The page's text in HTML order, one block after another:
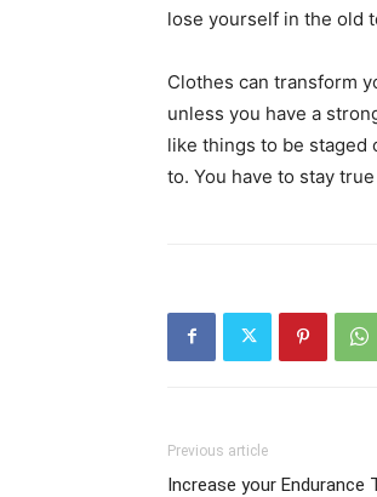
lose yourself in the old
Clothes can transform
unless you have a
like things to be staged
to. You have to stay
Previous article
Increase your Endurance